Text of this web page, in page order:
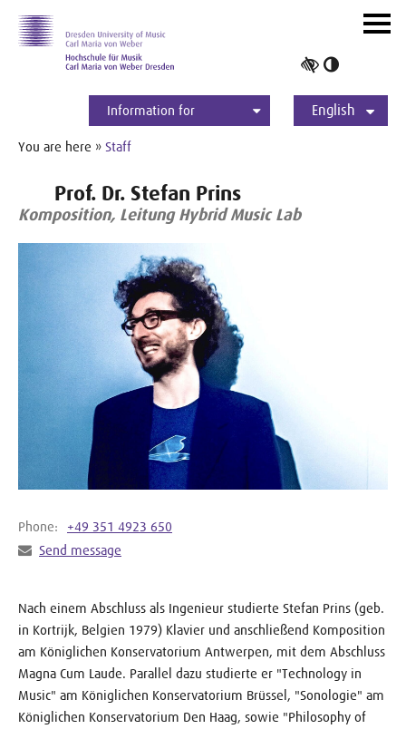
contrast
Information for
Students
Applicants
International
Press
Alumni
English
ein-/
You are here » Staff
Prof. Dr. Stefan Prins
Komposition, Leitung Hybrid Music Lab
Phone:
+49 351 4923 650
Send message
Nach einem Abschluss als Ingenieur studierte Stefan Prins (geb.
in Kortrijk, Belgien 1979) Klavier und anschließend Komposition
am Königlichen Konservatorium Antwerpen, mit dem Abschluss
Magna Cum Laude. Parallel dazu studierte er "Technology in
Music" am Königlichen Konservatorium Brüssel, "Sonologie" am
Königlichen Konservatorium Den Haag, sowie "Philosophy of